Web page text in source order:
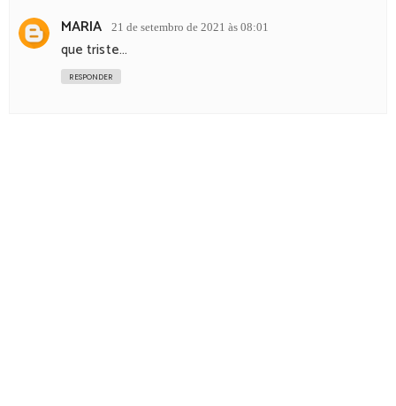
MARIA 21 de setembro de 2021 às 08:01
que triste...
RESPONDER